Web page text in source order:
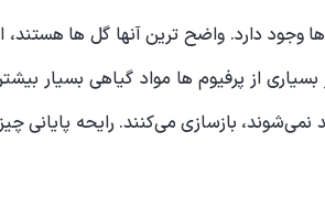
دارد. واضح ترین آنها گل ها هستند،
از پرفیوم ها مواد گیاهی بسیار
بازسازی می‌کنند. رایحه پایانی